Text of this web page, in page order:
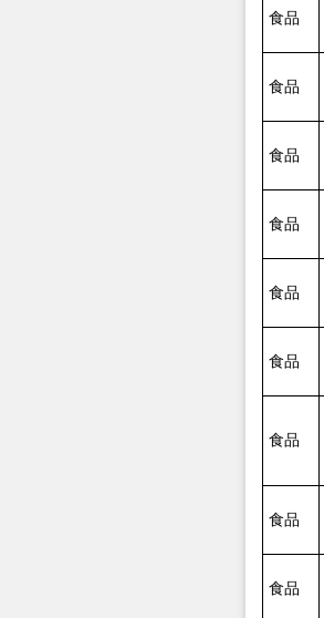
食品
食品
食品
食品
食品
食品
食品
食品
食品